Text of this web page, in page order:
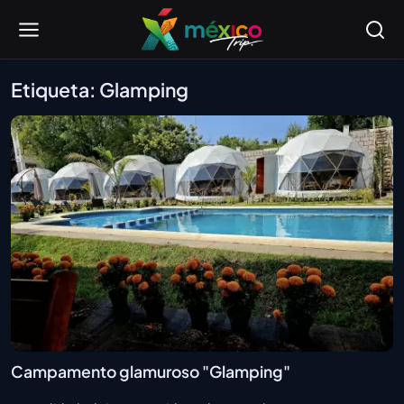
Etiqueta: Glamping
Campamento glamuroso "Glamping"